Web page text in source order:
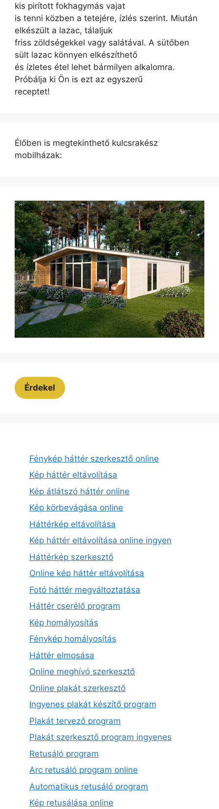
kis pirított fokhagymás vajat
is tenni közben a tetejére, ízlés szerint. Miután
elkészült a lazac, tálaljuk
friss zöldségekkel vagy salátával. A sütőben
sült lazac könnyen elkészíthető
és ízletes étel lehet bármilyen alkalomra.
Próbálja ki Ön is ezt az egyszerű
receptet!
Élőben is megtekinthető kulcsrakész
mobilházak:
Érdekel
Fénykép háttér szerkesztő online
Kép háttér eltávolítása
Kép átlátszó háttér online
Kép körbevágása online
Háttérkép eltávolítása
Kép háttér eltávolítása online ingyen
Háttérkép szerkesztő
Online kép háttér eltávolítása
Fotó háttér megváltoztatása
Háttér cserélő program
Kép homályosítás
Fénykép homályosítás
Háttér elmosása
Online meghívó szerkesztő
Online plakát szerkesztő
Ingyenes plakát készítő program
Plakát tervező program
Plakát szerkesztő program ingyenes
Retusáló program
Arc retusáló program online
Automatikus retusáló program
Kép retusálása online